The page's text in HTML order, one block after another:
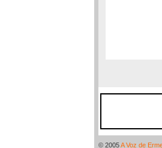
© 2005A Voz de